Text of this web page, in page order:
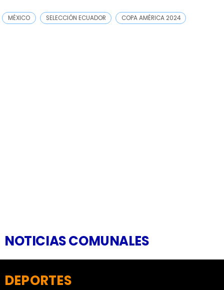
MÉXICO SELECCIÓN ECUADOR COPA AMÉRICA 2024
NOTICIAS COMUNALES
DEPORTES